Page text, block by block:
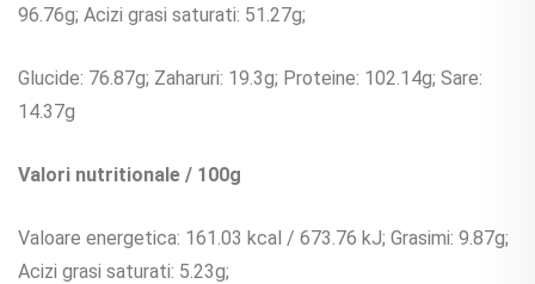
96.76g; Acizi grasi saturati: 51.27g;
Glucide: 76.87g; Zaharuri: 19.3g; Proteine: 102.14g; Sare:
14.37g
Valori nutritionale / 100g
Valoare energetica: 161.03 kcal / 673.76 kJ; Grasimi: 9.87g;
Acizi grasi saturati: 5.23g;